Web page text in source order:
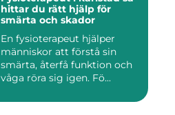
hittar du rätt hjälp för
smärta och skador
En fysioterapeut hjälper
människor att förstå sin
smärta, återfå funktion och
våga röra sig igen. Fö...